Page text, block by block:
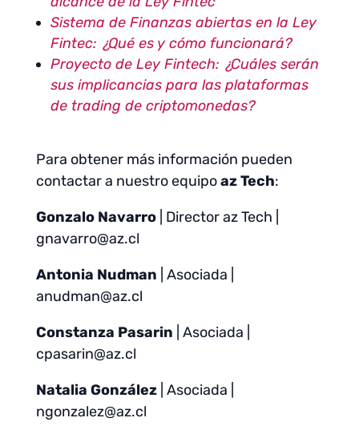
Sistema de Finanzas abiertas en la Ley
Fintec: ¿Qué es y cómo funcionará?
Proyecto de Ley Fintech: ¿Cuáles serán
sus implicancias para las plataformas
de trading de criptomonedas?
Para obtener más información pueden
contactar a nuestro equipoaz Tech:
Gonzalo Navarro| Director az Tech |
gnavarro@az.cl
Antonia Nudman | Asociada |
anudman@az.cl
Constanza Pasarin | Asociada |
cpasarin@az.cl
Natalia González| Asociada |
ngonzalez@az.cl